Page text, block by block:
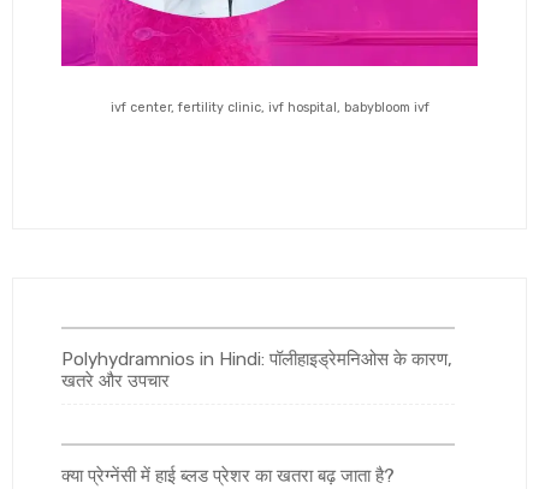
ivf center, fertility clinic, ivf hospital, babybloom ivf
Polyhydramnios in Hindi: पॉलीहाइड्रेमनिओस के कारण,
खतरे और उपचार
क्या प्रेग्नेंसी में हाई ब्लड प्रेशर का खतरा बढ़ जाता है?